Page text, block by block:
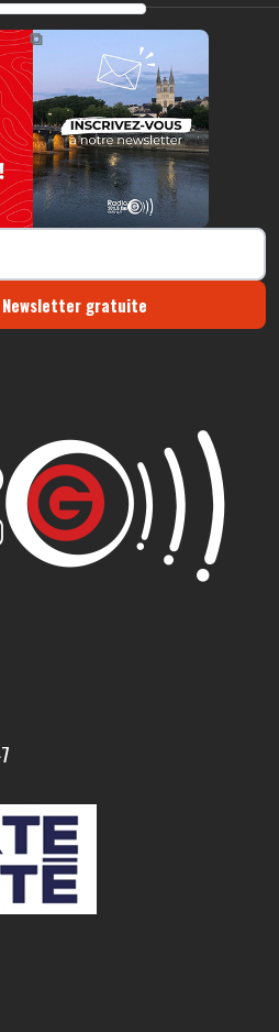
https://radio-g.fr?13598
⧉
gratuite